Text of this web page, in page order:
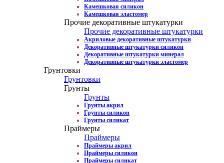
Камешковая силикон
Камешковая эластомер
Прочие декоративные штукатурки
Прочие декоративные штукатурки
Акриловые декоративные штукатурки
Декоративные штукатурки силикон
Декоративные штукатурки минерал
Декоративные штукатурки эластомер
Грунтовки
Грунтовки
Грунты
Грунты
Грунты акрил
Грунты силикон
Грунты силикат
Праймеры
Праймеры
Праймеры акрил
Праймеры силикон
Праймеры силикат